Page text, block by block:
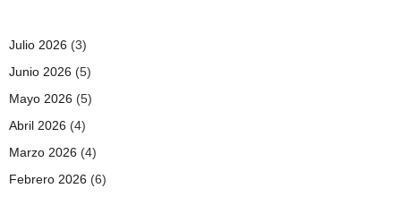
Julio 2026 (3)
Junio 2026 (5)
Mayo 2026 (5)
Abril 2026 (4)
Marzo 2026 (4)
Febrero 2026 (6)